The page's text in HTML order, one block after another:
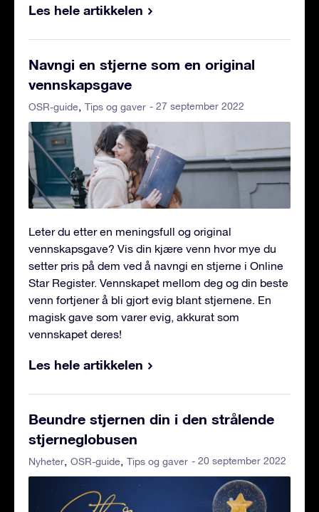
Les hele artikkelen
Navngi en stjerne som en original
vennskapsgave
OSR-guide Tips og gaver - 27 september 2022
Leter du etter en meningsfull og original
vennskapsgave? Vis din kjære venn hvor mye du
setter pris på dem ved å navngi en stjerne i Online
Star Register. Vennskapet mellom deg og din beste
venn fortjener å bli gjort evig blant stjernene. En
magisk gave som varer evig, akkurat som
vennskapet deres!
Les hele artikkelen
Beundre stjernen din i den strålende
stjerneglobusen
Nyheter OSR-guide Tips og gaver - 20 september 2022